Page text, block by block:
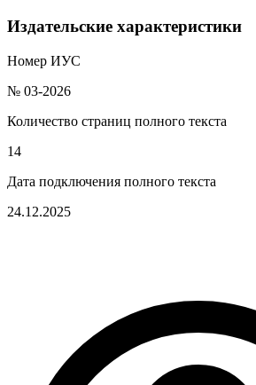
Издательские характеристики
Номер ИУС
№ 03-2026
Количество страниц полного текста
14
Дата подключения полного текста
24.12.2025